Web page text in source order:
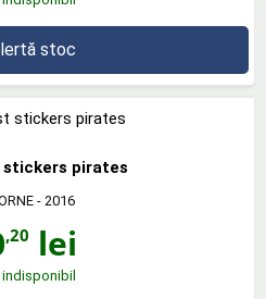
stoc
pirates
- 2016
,20 lei